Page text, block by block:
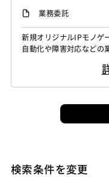
バックエンドエンジ
業務委託
新規オリジナルIPモノゲ
自動化や障害対応などの
開発・運用を 担当して
するためのアプリケー...
検索条件を変更